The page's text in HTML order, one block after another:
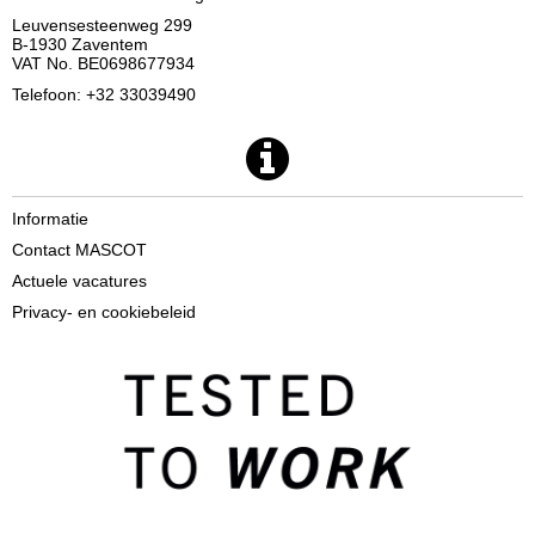
Leuvensesteenweg 299
B-1930 Zaventem
VAT No. BE0698677934
Telefoon: +32 33039490
Informatie
Contact MASCOT
Actuele vacatures
Privacy- en cookiebeleid